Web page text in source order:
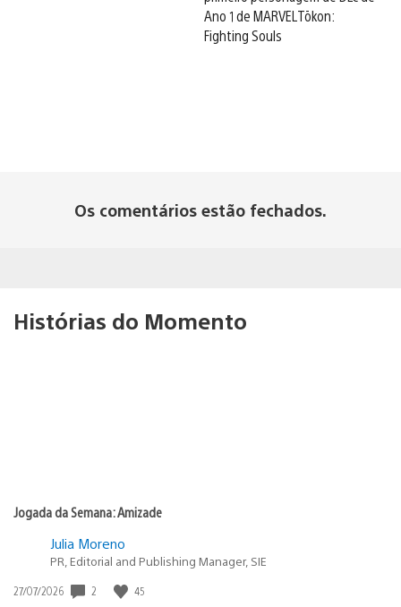
Ano 1 de MARVEL Tōkon:
Fighting Souls
Os comentários estão fechados.
Histórias do Momento
Jogada da Semana: Amizade
Julia Moreno
PR, Editorial and Publishing Manager, SIE
Data
27/07/2026 2 45